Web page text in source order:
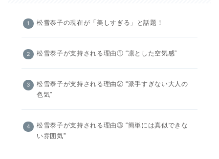
松雪泰子の現在が「美しすぎる」と話題！
松雪泰子が支持される理由① “凛とした空気感”
松雪泰子が支持される理由② “派手すぎない大人の
色気”
松雪泰子が支持される理由③ “簡単には真似できな
い雰囲気”